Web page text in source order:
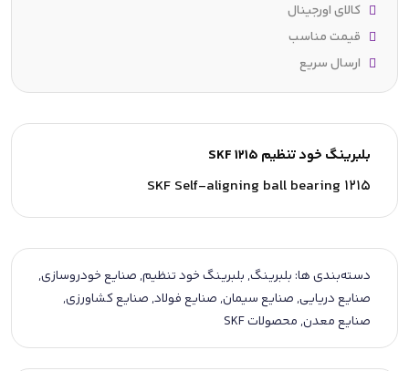
بلبرینگ خود تنظیم SKF 1215
SKF Self-aligning ball bearing 1215
دسته‌بندی ها: بلبرینگ,بلبرینگ خود تنظیم,صنایع خودروسازی,
صنایع دریایی,صنایع سیمان,صنایع فولاد,صنایع کشاورزی,
صنایع معدن,محصولات SKF
کالای اورجینال
قیمت مناسب
ارسال سریع